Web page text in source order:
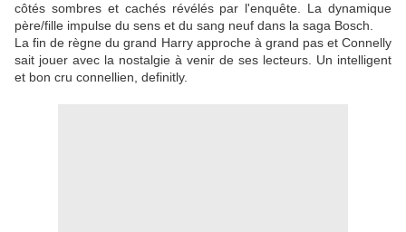
côtés sombres et cachés révélés par l'enquête. La dynamique
père/fille impulse du sens et du sang neuf dans la saga Bosch.
La fin de règne du grand Harry approche à grand pas et Connelly
sait jouer avec la nostalgie à venir de ses lecteurs. Un intelligent
et bon cru connellien, definitly.